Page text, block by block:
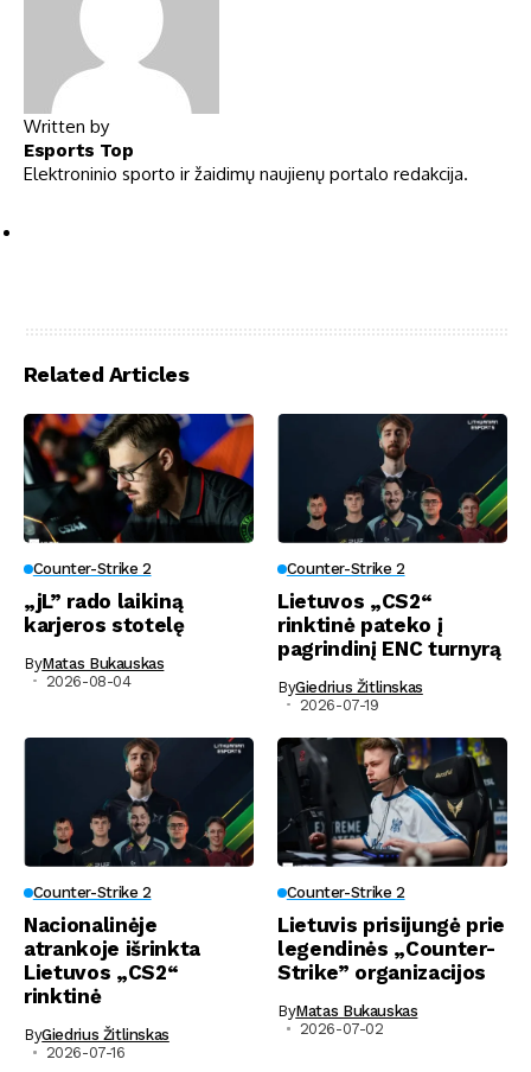
Written by
Esports Top
Elektroninio sporto ir žaidimų naujienų portalo redakcija.
Related Articles
Counter-Strike 2
„jL” rado laikiną
karjeros stotelę
ByMatas Bukauskas
2026-08-04
Counter-Strike 2
Lietuvos „CS2“
rinktinė pateko į
pagrindinį ENC turnyrą
ByGiedrius Žitlinskas
2026-07-19
Counter-Strike 2
Nacionalinėje
atrankoje išrinkta
Lietuvos „CS2“
rinktinė
ByGiedrius Žitlinskas
2026-07-16
Counter-Strike 2
Lietuvis prisijungė prie
legendinės „Counter-
Strike” organizacijos
ByMatas Bukauskas
2026-07-02